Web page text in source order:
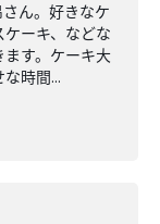
ん。好きなケ
ーキ、などな
す。ケーキ大
時間...